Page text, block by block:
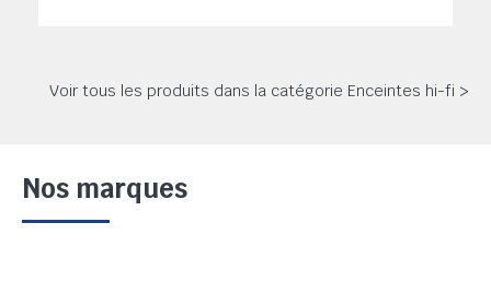
Voir tous les produits dans la catégorie Enceintes hi-fi >
Nos marques